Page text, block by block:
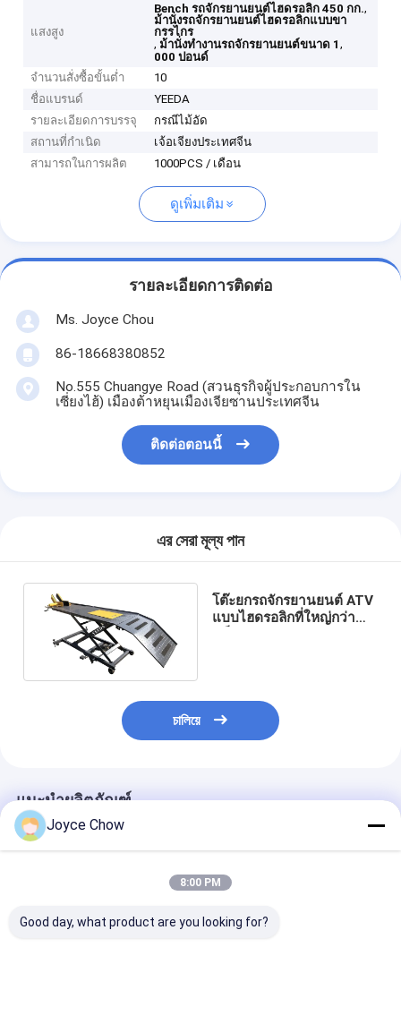
แสงสูง
Bench รถจักรยานยนต์ไฮดรอลิก 450 กก.,
ม้านั่งรถจักรยานยนต์ไฮดรอลิกแบบขา
กรรไกร
,ม้านั่งทำงานรถจักรยานยนต์ขนาด 1,
000 ปอนด์
จำนวนสั่งซื้อขั้นต่ำ
10
ชื่อแบรนด์
YEEDA
รายละเอียดการบรรจุ
กรณีไม้อัด
สถานที่กำเนิด
เจ้อเจียงประเทศจีน
สามารถในการผลิต
1000PCS / เดือน
ดูเพิ่มเติม
รายละเอียดการติดต่อ
Ms. Joyce Chou
86-18668380852
No.555 Chuangye Road (สวนธุรกิจผู้ประกอบการใน
เซี่ยงไฮ้) เมืองต้าหยุนเมืองเจียซานประเทศจีน
ติดต่อตอนนี้
এর সেরা মূল্য পান
โต๊ะยกรถจักรยานยนต์ ATV
แบบไฮดรอลิกที่ใหญ่กว่า
চালিয়ে
แนะนำผลิตภัณฑ์
Joyce Chow
8:00 PM
Good day, what product are you looking for?